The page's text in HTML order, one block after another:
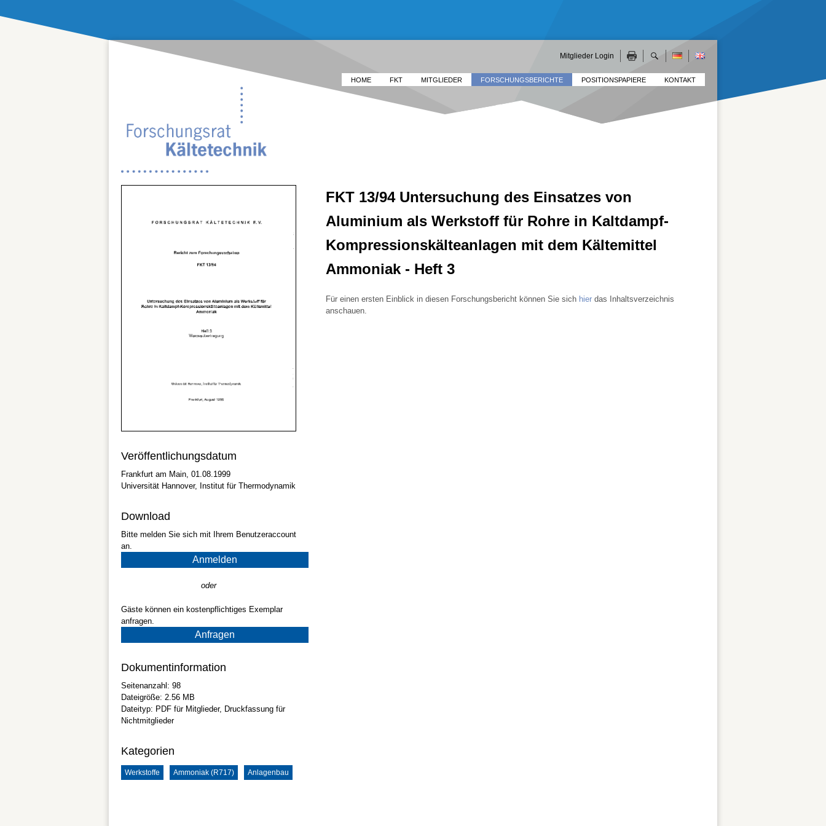
Mitglieder Login
HOME FKT MITGLIEDER FORSCHUNGSBERICHTE POSITIONSPAPIERE KONTAKT
FKT 13/94 Untersuchung des Einsatzes von
Aluminium als Werkstoff für Rohre in Kaltdampf-
Kompressionskälteanlagen mit dem Kältemittel
Ammoniak - Heft 3
Für einen ersten Einblick in diesen Forschungsbericht können Sie sich hierdas Inhaltsverzeichnis
anschauen.
Veröffentlichungsdatum
Frankfurt am Main, 01.08.1999
Universität Hannover, Institut für Thermodynamik
Download
Bitte melden Sie sich mit Ihrem Benutzeraccount
an.
Anmelden
oder
Gäste können ein kostenpflichtiges Exemplar
anfragen.
Anfragen
Dokumentinformation
Seitenanzahl: 98
Dateigröße: 2.56 MB
Dateityp: PDF für Mitglieder, Druckfassung für
Nichtmitglieder
Kategorien
Werkstoffe Ammoniak (R717) Anlagenbau